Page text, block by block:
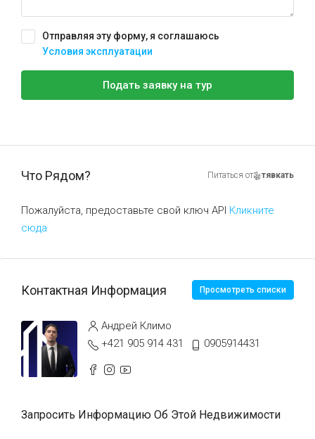
Отправляя эту форму, я соглашаюсь
Условия эксплуатации
Подать заявку на тур
Что Рядом? Питаться от тявкать
Пожалуйста, предоставьте свой ключ API Кликните
сюда
Контактная Информация Просмотреть списки
Андрей Климо
+421 905 914 431
0905914431
Запросить Информацию Об Этой Недвижимости